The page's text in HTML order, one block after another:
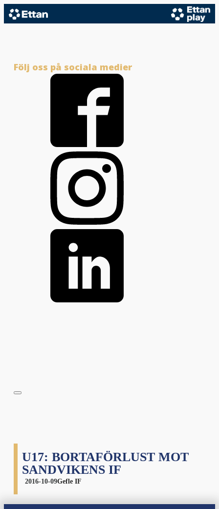
Följ oss på sociala medier
U17: BORTAFÖRLUST MOT
SANDVIKENS IF
2016-10-09Gefle IF